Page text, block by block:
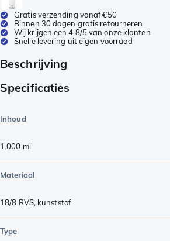
Gratis verzending vanaf €50
Binnen 30 dagen gratis retourneren
Wij krijgen een 4,8/5 van onze klanten
Snelle levering uit eigen voorraad
Beschrijving
Specificaties
Inhoud
1.000 ml
Materiaal
18/8 RVS, kunststof
Type